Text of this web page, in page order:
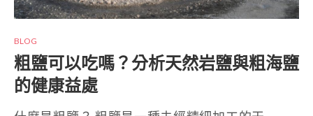
BLOG
粗鹽可以吃嗎？分析天然岩鹽與粗海鹽
的健康益處